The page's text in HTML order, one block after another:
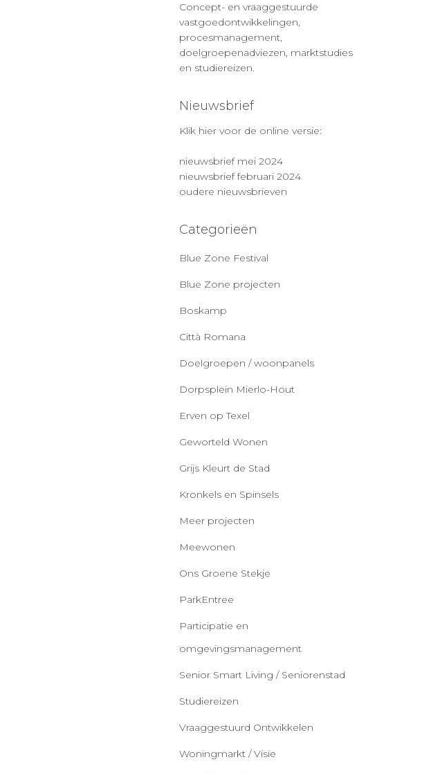
Concept- en vraaggestuurde
vastgoedontwikkelingen,
procesmanagement,
doelgroepenadviezen, marktstudies
en studiereizen.
Nieuwsbrief
Klik hier voor de online versie:
nieuwsbrief mei 2024
nieuwsbrief februari 2024
oudere nieuwsbrieven
Categorieën
Blue Zone Festival
Blue Zone projecten
Boskamp
Città Romana
Doelgroepen / woonpanels
Dorpsplein Mierlo-Hout
Erven op Texel
Geworteld Wonen
Grijs Kleurt de Stad
Kronkels en Spinsels
Meer projecten
Meewonen
Ons Groene Stekje
ParkEntree
Participatie en
omgevingsmanagement
Senior Smart Living / Seniorenstad
Studiereizen
Vraaggestuurd Ontwikkelen
Woningmarkt / Visie